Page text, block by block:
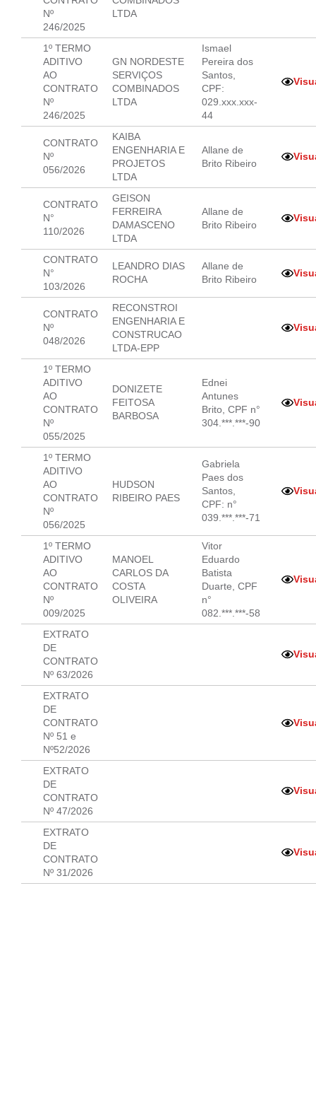
Nº
246/2025
LTDA
1º TERMO
ADITIVO
AO
CONTRATO
Nº
246/2025
GN NORDESTE
SERVIÇOS
COMBINADOS
LTDA
Ismael
Pereira dos
Santos,
CPF:
029.xxx.xxx-
44
CONTRATO
Nº
056/2026
KAIBA
ENGENHARIA E
PROJETOS
LTDA
Allane de
Brito Ribeiro
CONTRATO
N°
110/2026
GEISON
FERREIRA
DAMASCENO
LTDA
Allane de
Brito Ribeiro
CONTRATO
N°
103/2026
LEANDRO DIAS
ROCHA
Allane de
Brito Ribeiro
CONTRATO
Nº
048/2026
RECONSTROI
ENGENHARIA E
CONSTRUCAO
LTDA-EPP
1º TERMO
ADITIVO
AO
CONTRATO
Nº
055/2025
DONIZETE
FEITOSA
BARBOSA
Ednei
Antunes
Brito, CPF n°
304.***.***-90
1º TERMO
ADITIVO
AO
CONTRATO
Nº
056/2025
HUDSON
RIBEIRO PAES
Gabriela
Paes dos
Santos,
CPF: n°
039.***.***-71
1º TERMO
ADITIVO
AO
CONTRATO
Nº
009/2025
MANOEL
CARLOS DA
COSTA
OLIVEIRA
Vitor
Eduardo
Batista
Duarte, CPF
n°
082.***.***-58
EXTRATO
DE
CONTRATO
Nº 63/2026
EXTRATO
DE
CONTRATO
Nº 51 e
Nº52/2026
EXTRATO
DE
CONTRATO
Nº 47/2026
EXTRATO
DE
CONTRATO
Nº 31/2026